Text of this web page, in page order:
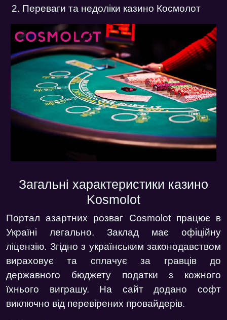
Переваги та недоліки казино Космолот
Загальні характеристики казино
Kosmolot
Портал азартних розваг Cosmolot працює в
Україні легально. Заклад має офіційну
ліцензію. Згідно з українським законодавством
вираховує та сплачує за гравців до
державного бюджету податки з кожного
їхнього виграшу. На сайт додано софт
виключно від перевірених провайдерів.